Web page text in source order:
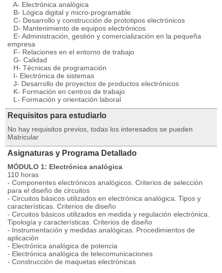
A- Electrónica analógica
B- Lógica digital y micro-programable
C- Desarrollo y construcción de prototipos electrónicos
D- Mantenimiento de equipos electrónicos
E- Administración, gestión y comercialización en la pequeña
empresa
F- Relaciones en el entorno de trabajo
G- Calidad
H- Técnicas de programación
I- Electrónica de sistemas
J- Desarrollo de proyectos de productos electrónicos
K- Formación en centros de trabajo
L- Formación y orientación laboral
Requisitos para estudiarlo
No hay requisitos previos, todas los interesados se pueden
Matricular
Asignaturas y Programa Detallado
MÓDULO 1: Electrónica analógica
110 horas
- Componentes electrónicos analógicos. Criterios de selección
para el diseño de circuitos
- Circuitos básicos utilizados en electrónica analógica. Tipos y
características. Criterios de diseño
- Circuitos básicos utilizados en medida y regulación electrónica.
Tipología y características. Criterios de diseño
- Instrumentación y medidas analógicas. Procedimientos de
aplicación
- Electrónica analógica de potencia
- Electrónica analógica de telecomunicaciones
- Construcción de maquetas electrónicas